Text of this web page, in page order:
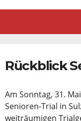
Rückblick
Am Sonntag, 31.
Senioren-Trial in
weiträumigen